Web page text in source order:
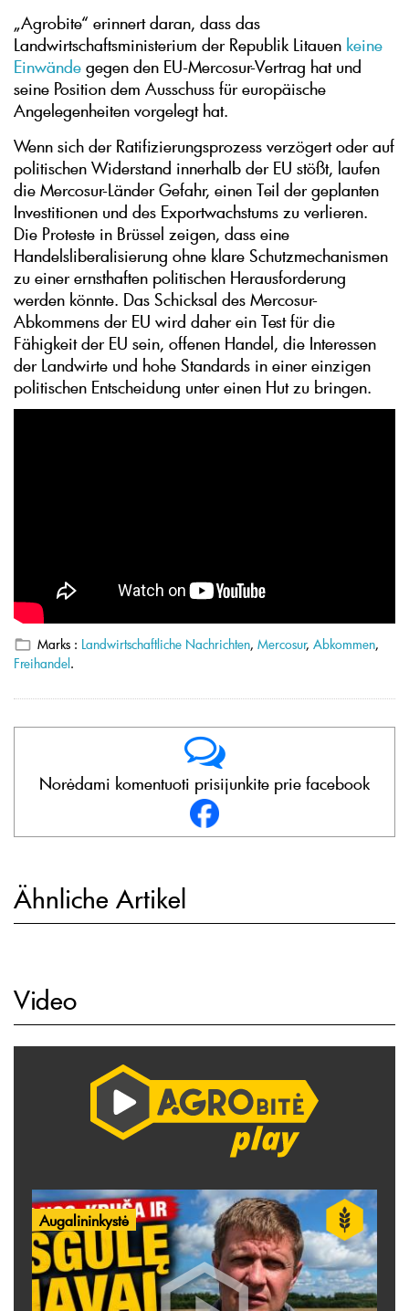
„Agrobite“ erinnert daran, dass das
Landwirtschaftsministerium der Republik Litauen keine
Einwände gegen den EU-Mercosur-Vertrag hat und
seine Position dem Ausschuss für europäische
Angelegenheiten vorgelegt hat.
Wenn sich der Ratifizierungsprozess verzögert oder auf
politischen Widerstand innerhalb der EU stößt, laufen
die Mercosur-Länder Gefahr, einen Teil der geplanten
Investitionen und des Exportwachstums zu verlieren.
Die Proteste in Brüssel zeigen, dass eine
Handelsliberalisierung ohne klare Schutzmechanismen
zu einer ernsthaften politischen Herausforderung
werden könnte. Das Schicksal des Mercosur-
Abkommens der EU wird daher ein Test für die
Fähigkeit der EU sein, offenen Handel, die Interessen
der Landwirte und hohe Standards in einer einzigen
politischen Entscheidung unter einen Hut zu bringen.
Marks : Landwirtschaftliche Nachrichten, Mercosur, Abkommen,
Freihandel .
Norėdami komentuoti prisijunkite prie facebook
Ähnliche Artikel
Video
Augalininkystė